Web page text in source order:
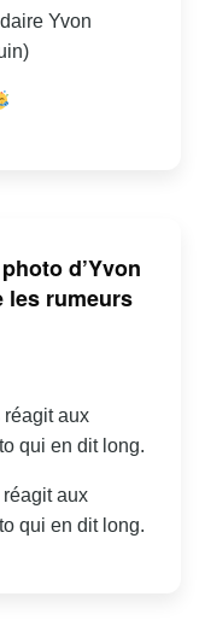
Yvon
d’Yvon
les rumeurs
réagit aux
qui en dit long.
aux
qui en dit long.